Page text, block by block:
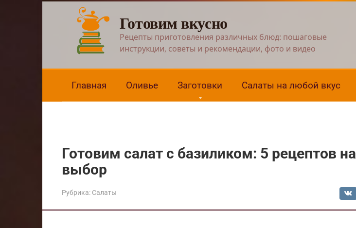
Готовим вкусно
Рецепты приготовления различных блюд: пошаговые
инструкции, советы и рекомендации, фото и видео
Главная Оливье Заготовки Салаты на любой вкус
Готовим салат с базиликом: 5 рецептов на
выбор
Рубрика: Салаты